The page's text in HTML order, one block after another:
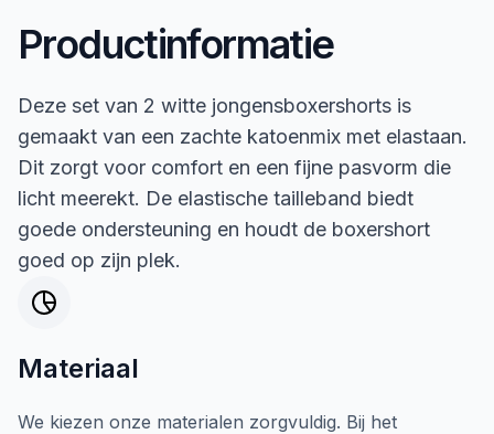
Productinformatie
Deze set van 2 witte jongensboxershorts is
gemaakt van een zachte katoenmix met elastaan.
Dit zorgt voor comfort en een fijne pasvorm die
licht meerekt. De elastische tailleband biedt
goede ondersteuning en houdt de boxershort
goed op zijn plek.
Materiaal
We kiezen onze materialen zorgvuldig. Bij het